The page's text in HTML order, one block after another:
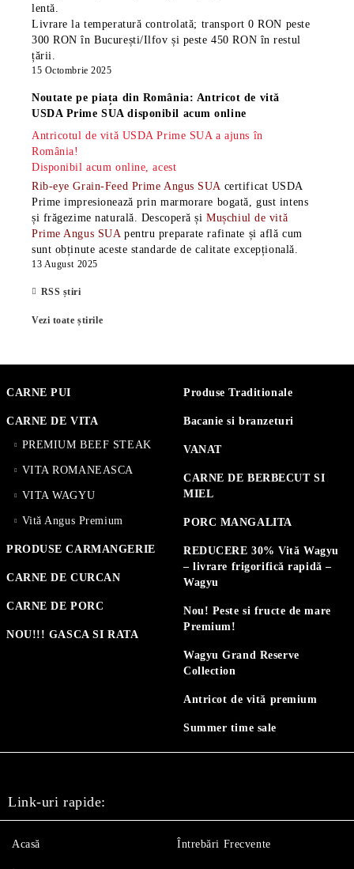
lentă.
Livrare la temperatură controlată; transport 0 RON peste
300 RON în București/Ilfov și peste 450 RON în restul
țării.
15 Octombrie 2025
Noutate pe piața din România: Antricot de vită
USDA Prime SUA disponibil acum online
Antricotul de vită USDA Prime SUA a ajuns în
România!
Disponibil acum online, acest
Rib-eye Grain-Feed Prime Angus SUA certificat USDA
Prime impresionează prin marmorare bogată, gust intens
și frăgezime naturală. Descoperă șiMușchiul de vită
Prime Angus SUA pentru preparate rafinate și află cum
sunt obținute aceste standarde de calitate excepțională.
13 August 2025
RSS știri
Vezi toate știrile
CARNE PUI
CARNE DE VITA
PREMIUM BEEF STEAK
VITA ROMANEASCA
VITA WAGYU
Vită Angus Premium
PRODUSE CARMANGERIE
CARNE DE CURCAN
CARNE DE PORC
NOU!!! GASCA SI RATA
Produse Traditionale
Bacanie si branzeturi
VANAT
CARNE DE BERBECUT SI
MIEL
PORC MANGALITA
REDUCERE 30% Vită Wagyu
– livrare frigorifică rapidă –
Wagyu
Nou! Peste si fructe de mare
Premium!
Wagyu Grand Reserve
Collection
Antricot de vită premium
Summer time sale
Link-uri rapide:
Acasă Întrebări Frecvente